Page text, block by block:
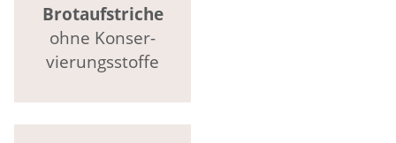
Brotaufstriche
ohne Konser-
vierungsstoffe